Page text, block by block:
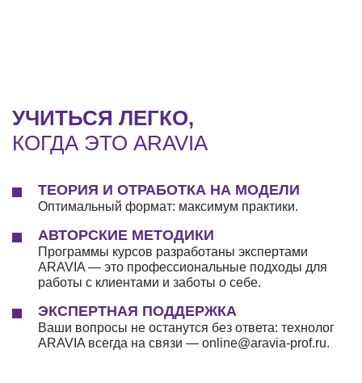
УЧИТЬСЯ ЛЕГКО,
КОГДА ЭТО ARAVIA
ТЕОРИЯ И ОТРАБОТКА НА МОДЕЛИ
Оптимальный формат: максимум практики.
АВТОРСКИЕ МЕТОДИКИ
Программы курсов разработаны экспертами
ARAVIA — это профессиональные подходы для
работы с клиентами и заботы о себе.
ЭКСПЕРТНАЯ ПОДДЕРЖКА
Ваши вопросы не останутся без ответа: технолог
ARAVIA всегда на связи — online@aravia-prof.ru.